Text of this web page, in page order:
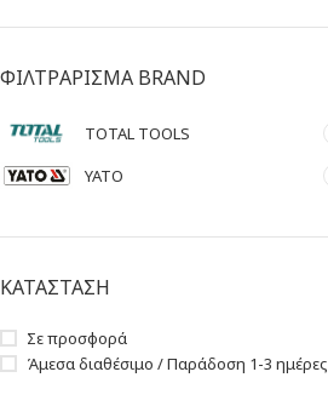
ΦΙΛΤΡΑΡΙΣΜΑ BRAND
TOTAL TOOLS
YATO
ΚΑΤΑΣΤΑΣΗ
Σε προσφορά
Άμεσα διαθέσιμο / Παράδοση 1-3 ημέρες